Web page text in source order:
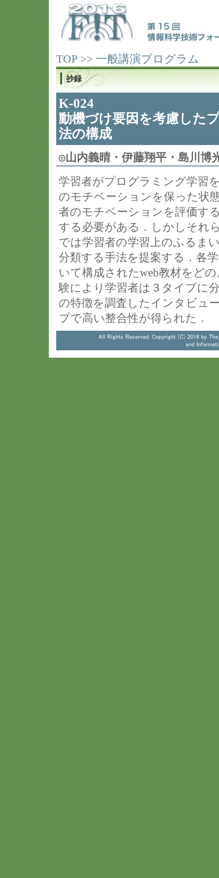
TOP >> 一般講演プログラム
抄録
K-024
動機づけ要因を考慮した
法の構成
◎山内義晴・伊藤翔平・島川博
学習者がプログラミング学習
のモチベーションを保った状
者のモチベーションを評価す
する必要がある．しかしそれ
では学習者の学習上のふるま
分類する手法を提案する．各
いて構成されたweb教材をど
験により学習者は３タイプに
の特徴を調査したインタビュ
プで高い整合性が得られた．